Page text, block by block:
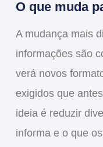
O que muda
A mudança mais
informações são
verá novos
exigidos que
ideia é reduzir
informa e o que